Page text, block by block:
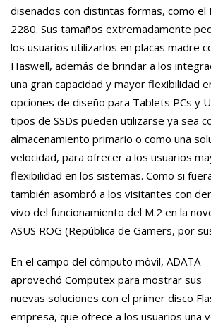
diseñados con distintas formas, como el
2280. Sus tamaños extremadamente
los usuarios utilizarlos en placas madre
Haswell, además de brindar a los
una gran capacidad y mayor flexibilidad
opciones de diseño para Tablets PCs y
tipos de SSDs pueden utilizarse ya sea
almacenamiento primario o como una
velocidad, para ofrecer a los usuarios
flexibilidad en los sistemas. Como si
también asombró a los visitantes con
vivo del funcionamiento del M.2 en la
ASUS ROG (República de Gamers, por
En el campo del cómputo móvil, ADATA
aprovechó Computex para mostrar sus
nuevas soluciones con el primer disco
empresa, que ofrece a los usuarios una